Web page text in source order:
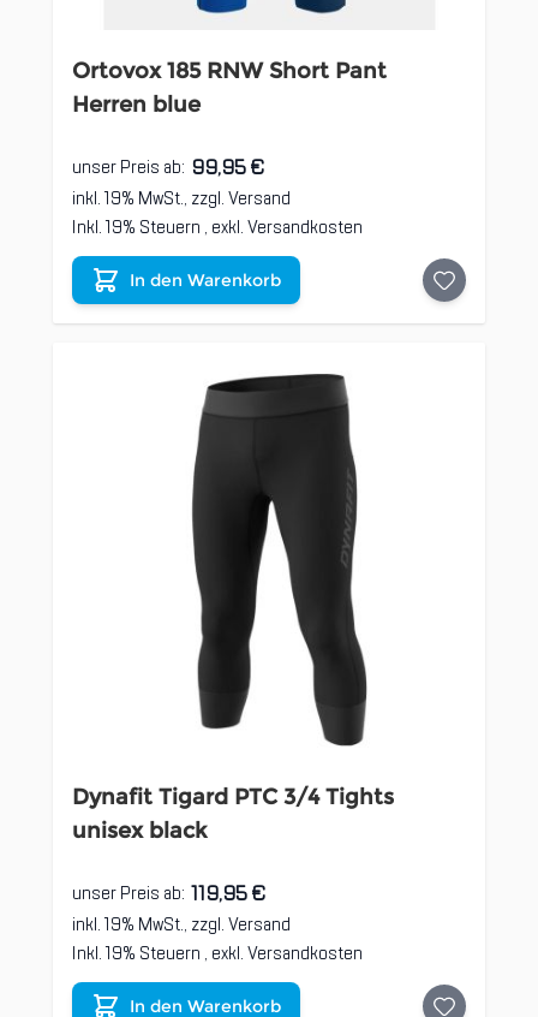
Ortovox 185 RNW Short Pant
Herren blue
unser Preis ab: 99,95 €
inkl. 19% MwSt., zzgl.Versand
Inkl. 19% Steuern , exkl.Versandkosten
In den Warenkorb
Dynafit Tigard PTC 3/4 Tights
unisex black
unser Preis ab: 119,95 €
inkl. 19% MwSt., zzgl.Versand
Inkl. 19% Steuern , exkl.Versandkosten
In den Warenkorb